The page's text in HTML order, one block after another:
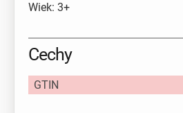
Wiek: 3+
Cechy
GTIN